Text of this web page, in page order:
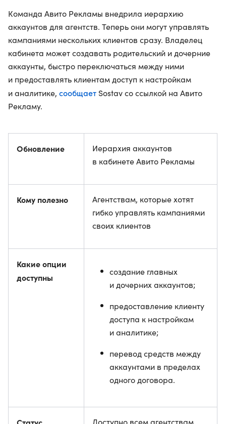
Команда Авито Рекламы внедрила иерархию
аккаунтов для агентств. Теперь они могут управлять
кампаниями нескольких клиентов сразу. Владелец
кабинета может создавать родительский и дочерние
аккаунты, быстро переключаться между ними
и предоставлять клиентам доступ к настройкам
и аналитике, сообщает Sostav со ссылкой на Авито
Рекламу.
Обновление
Иерархия аккаунтов
в кабинете Авито Рекламы
Кому полезно
Агентствам, которые хотят
гибко управлять кампаниями
своих клиентов
Какие опции
доступны
создание главных
и дочерних аккаунтов;
предоставление клиенту
доступа к настройкам
и аналитике;
перевод средств между
аккаунтами в пределах
одного договора.
Доступно всем агентствам